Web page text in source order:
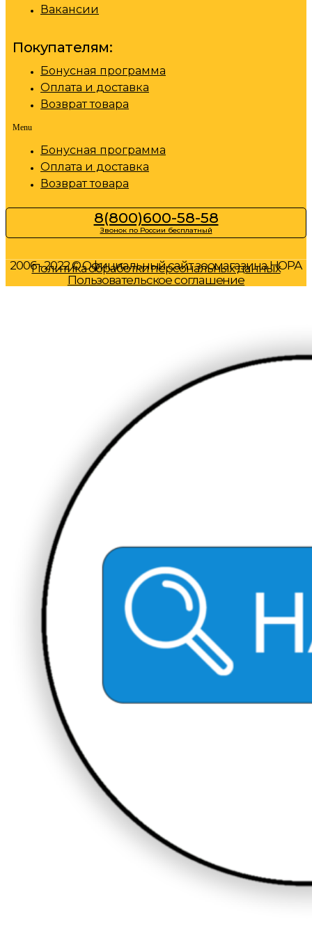
Вакансии
Покупателям:
Бонусная программа
Оплата и доставка
Возврат товара
Menu
Бонусная программа
Оплата и доставка
Возврат товара
8(800)600-58-58
Звонок по России бесплатный
2006 - 2022 © Официальный сайт зоомагазина НОРА
Политика обработки персональных данных
Пользовательское соглашение